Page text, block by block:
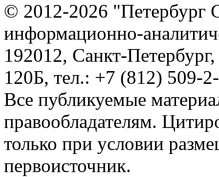
© 2012-2026 "Петербург
информационно-
192012, Санкт-
120Б, тел.: +7 (812) 509-
Все публикуемые
правообладателям.
только при условии
первоисточник.